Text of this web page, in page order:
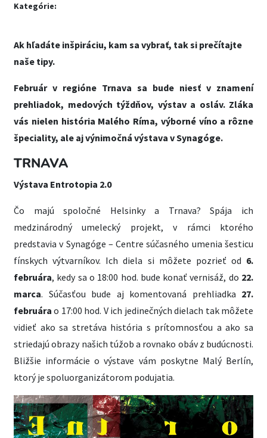
Kategórie:
Ak hľadáte inšpiráciu, kam sa vybrať, tak si prečítajte
naše tipy.
Február v regióne Trnava sa bude niesť v znamení
prehliadok, medových týždňov, výstav a osláv. Zláka
vás nielen história Malého Ríma, výborné víno a rôzne
špeciality, ale aj výnimočná výstava v Synagóge.
TRNAVA
Výstava Entrotopia 2.0
Čo majú spoločné Helsinky a Trnava? Spája ich
medzinárodný umelecký projekt, v rámci ktorého
predstavia v Synagóge – Centre súčasného umenia šesticu
fínskych výtvarníkov. Ich diela si môžete pozrieť od 6.
februára, kedy sa o 18:00 hod. bude konať vernisáž, do 22.
marca. Súčasťou bude aj komentovaná prehliadka 27.
februára o 17:00 hod. V ich jedinečných dielach tak môžete
vidieť ako sa stretáva história s prítomnosťou a ako sa
striedajú obrazy našich túžob a rovnako obáv z budúcnosti.
Bližšie informácie o výstave vám poskytne Malý Berlín,
ktorý je spoluorganizátorom podujatia.